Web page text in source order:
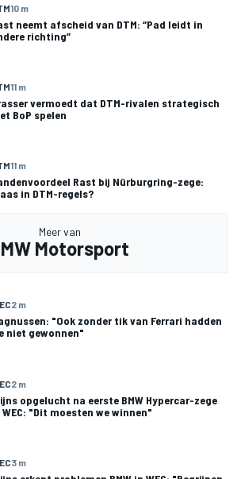
10 m
neemt afscheid van DTM: “Pad leidt in
richting”
11 m
vermoedt dat DTM-rivalen strategisch
BoP spelen
11 m
Rast bij Nürburgring-zege:
in DTM-regels?
Meer van
Motorsport
2 m
"Ook zonder tik van Ferrari hadden
niet gewonnen"
2 m
opgelucht na eerste BMW Hypercar-zege
WEC: "Dit moesten we winnen"
3 m